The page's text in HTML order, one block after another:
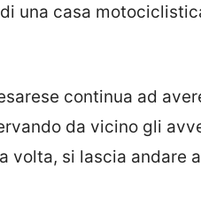
una casa
continua ad
da vicino gli
volta, si lascia andare a